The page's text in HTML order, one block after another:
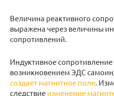
Величина реактивного
выражена через величины
сопротивлений.
Индуктивное сопротивление
возникновением ЭДС
создает магнитное поле.
следствие изменение